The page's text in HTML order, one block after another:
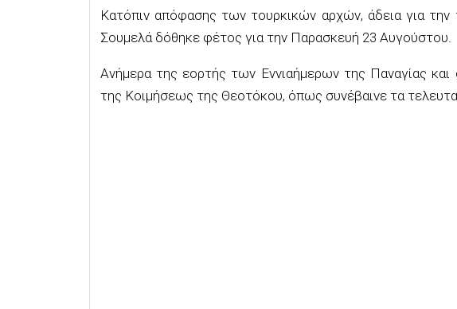
Κατόπιν απόφασης των τουρκικών αρχών, άδεια για την
Σουμελά δόθηκε φέτος για την Παρασκευή 23 Αυγούστου.
Ανήμερα της εορτής των Εννιαήμερων της Παναγίας
της Κοιμήσεως της Θεοτόκου, όπως συνέβαινε τα